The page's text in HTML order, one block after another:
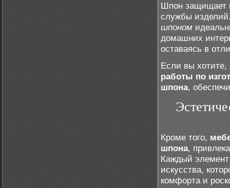
Шпон защищает
службы
шпоном
домашних
оставаясь в
Если вы
работы по
шпона,
Кроме того,
шпона,
Каждый
искусства,
комфорта и